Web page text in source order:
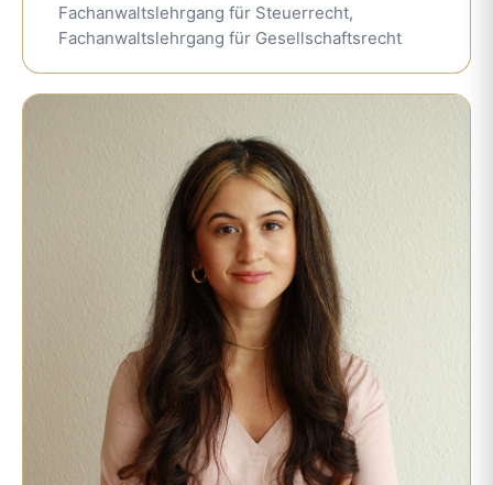
Fachanwaltslehrgang für Steuerrecht,
Fachanwaltslehrgang für Gesellschaftsrecht